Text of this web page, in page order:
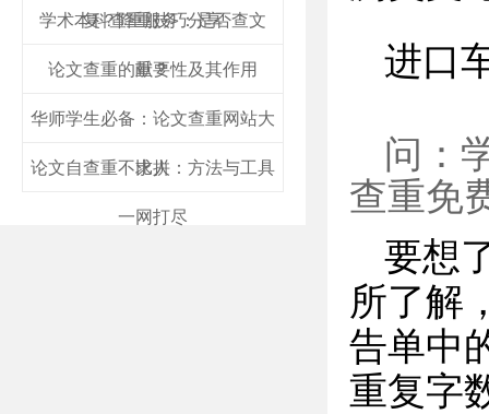
复？降重技巧分享
学术本科查重服务：是否查文
献？
论文查重的重要性及其作用
华师学生必备：论文查重网站大
比拼
论文自查重不求人：方法与工具
一网打尽
进口
问：
查重免
要想
所了解
告单中
重复字